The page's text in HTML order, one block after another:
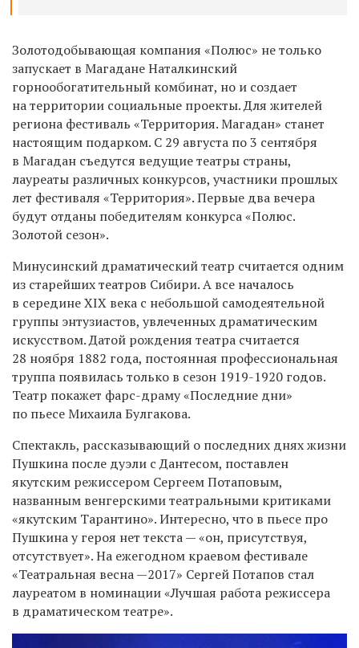
Золотодобывающая компания «Полюс» не только
запускает в Магадане Наталкинский
горнообогатительный комбинат, но и создает
на территории социальные проекты. Для жителей
региона фестиваль «Территория. Магадан» станет
настоящим подарком. С 29 августа по 3 сентября
в Магадан съедутся ведущие театры страны,
лауреаты различных конкурсов, участники прошлых
лет фестиваля «Территория». Первые два вечера
будут отданы победителям конкурса «Полюс.
Золотой сезон».
Минусинский драматический театр считается одним
из старейших театров Сибири. А все началось
в середине XIX века с небольшой самодеятельной
группы энтузиастов, увлеченных драматическим
искусством. Датой рождения театра считается
28 ноября 1882 года, постоянная профессиональная
труппа появилась только в сезон 1919-1920 годов.
Театр покажет фарс-драму «Последние дни»
по пьесе Михаила Булгакова.
Спектакль, рассказывающий о последних днях жизни
Пушкина после дуэли с Дантесом, поставлен
якутским режиссером Сергеем Потаповым,
названным венгерскими театральными критиками
«якутским Тарантино». Интересно, что в пьесе про
Пушкина у героя нет текста — «он, присутствуя,
отсутствует». На ежегодном краевом фестивале
«Театральная весна —2017» Сергей Потапов стал
лауреатом в номинации «Лучшая работа режиссера
в драматическом театре».